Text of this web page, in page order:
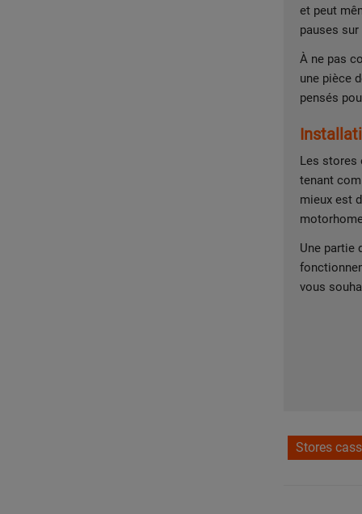
et peut
pauses
À ne pas
une pièce
pensés
Les stores
tenant
mieux est
Une partie
vous
Stores